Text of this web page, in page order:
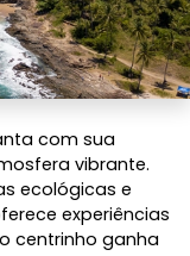
com sua
vibrante.
ecológicas e
experiências
centrinho ganha